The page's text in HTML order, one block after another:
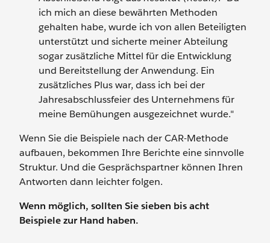
ich mich an diese bewährten Methoden
gehalten habe, wurde ich von allen Beteiligten
unterstützt und sicherte meiner Abteilung
sogar zusätzliche Mittel für die Entwicklung
und Bereitstellung der Anwendung. Ein
zusätzliches Plus war, dass ich bei der
Jahresabschlussfeier des Unternehmens für
meine Bemühungen ausgezeichnet wurde."
Wenn Sie die Beispiele nach der CAR-Methode
aufbauen, bekommen Ihre Berichte eine sinnvolle
Struktur. Und die Gesprächspartner können Ihren
Antworten dann leichter folgen.
Wenn möglich, sollten Sie sieben bis acht
Beispiele zur Hand haben.